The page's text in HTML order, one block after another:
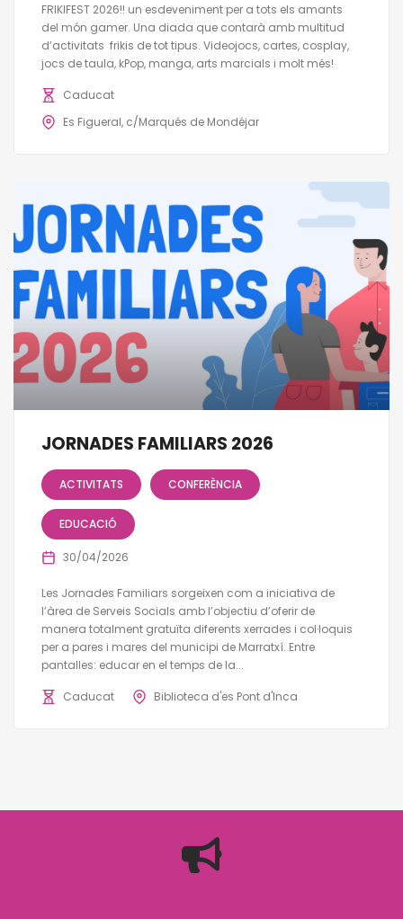
FRIKIFEST 2026!! un esdeveniment per a tots els amants
del món gamer. Una diada que contarà amb multitud
d’activitats frikis de tot tipus. Videojocs, cartes, cosplay,
jocs de taula, kPop, manga, arts marcials i molt més!
Caducat
Es Figueral, c/Marqués de Mondéjar
JORNADES FAMILIARS 2026
ACTIVITATS CONFERÈNCIA
EDUCACIÓ
30/04/2026
Les Jornades Familiars sorgeixen com a iniciativa de
l’àrea de Serveis Socials amb l’objectiu d’oferir de
manera totalment gratuïta diferents xerrades i col·loquis
per a pares i mares del municipi de Marratxí. Entre
pantalles: educar en el temps de la...
Caducat Biblioteca d'es Pont d'Inca